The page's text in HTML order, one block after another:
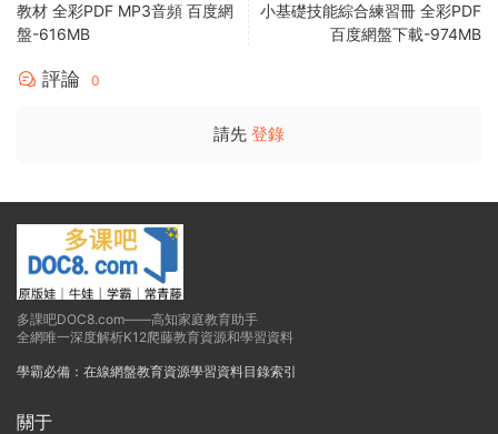
教材 全彩PDF MP3音頻 百度網
盤-616MB
小基礎技能綜合練習冊 全彩PDF
百度網盤下載-974MB
評論 0
請先 登錄
多課吧DOC8.com——高知家庭教育助手
全網唯一深度解析K12爬藤教育資源和學習資料
學霸必備：在線網盤教育資源學習資料目錄索引
關于